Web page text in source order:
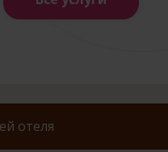
отеля